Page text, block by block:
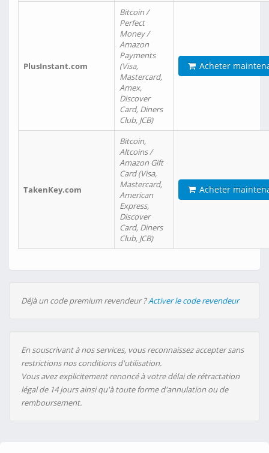
PlusInstant.com
Bitcoin /
Perfect
Money /
Amazon
Payments
(Visa,
Mastercard,
Amex,
Discover
Card, Diners
Club, JCB)
Acheter
TakenKey.com
Bitcoin,
Altcoins /
Amazon Gift
Card (Visa,
Mastercard,
American
Express,
Discover
Card, Diners
Club, JCB)
Acheter
Déjà un code premium revendeur ?Activer le code revendeur
En souscrivant à nos services, vous reconnaissez accepter sans
restrictions nos conditions d'utilisation.
Vous avez explicitement renoncé à votre délai de rétractation
légal de 14 jours ainsi qu'à toute forme d'annulation ou de
remboursement.